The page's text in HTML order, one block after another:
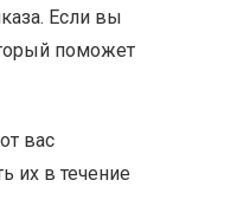
Если вы
поможет
вас
их в течение